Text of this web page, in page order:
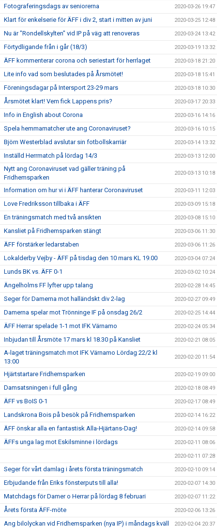
Fotograferingsdags av seniorerna 2020-03-26 19:47
Klart för enkelserie för ÄFF i div 2, start i mitten av juni 2020-03-25 12:48
Nu är "Rondellskylten" vid IP på väg att renoveras 2020-03-24 13:42
Förtydligande från i går (18/3) 2020-03-19 13:32
ÄFF kommenterar corona och seriestart för herrlaget 2020-03-18 21:20
Lite info vad som beslutades på Årsmötet! 2020-03-18 15:41
Föreningsdagar på Intersport 23-29 mars 2020-03-18 10:30
Årsmötet klart! Vem fick Lappens pris? 2020-03-17 20:33
Info in English about Corona 2020-03-16 14:16
Spela hemmamatcher ute ang Coronaviruset? 2020-03-16 10:15
Björn Westerblad avslutar sin fotbollskarriär 2020-03-14 13:32
Inställd Herrmatch på lördag 14/3 2020-03-13 12:00
Nytt ang Coronaviruset vad gäller träning på
Fridhemsparken
2020-03-13 10:18
Information om hur vi i ÄFF hanterar Coronaviruset 2020-03-11 12:03
Love Fredriksson tillbaka i ÄFF 2020-03-09 15:18
En träningsmatch med två ansikten 2020-03-08 15:10
Kansliet på Fridhemsparken stängt 2020-03-06 11:30
ÄFF förstärker ledarstaben 2020-03-06 11:26
Lokalderby Vejby - ÄFF på tisdag den 10 mars KL 19.00 2020-03-04 07:24
Lunds BK vs. ÄFF 0-1 2020-03-02 10:24
Ängelholms FF lyfter upp talang 2020-02-28 14:45
Seger för Damerna mot halländskt div 2-lag 2020-02-27 09:49
Damerna spelar mot Trönninge IF på onsdag 26/2 2020-02-25 14:44
ÄFF Herrar spelade 1-1 mot IFK Värnamo 2020-02-24 05:34
Inbjudan till Årsmöte 17 mars kl 18.30 på Kansliet 2020-02-21 08:05
A-laget träningsmatch mot IFK Värnamo Lördag 22/2 kl
13:00
2020-02-20 11:54
Hjärtstartare Fridhemsparken 2020-02-19 09:00
Damsatsningen i full gång 2020-02-18 08:49
ÄFF vs BoIS 0-1 2020-02-17 08:49
Landskrona Bois på besök på Fridhemsparken 2020-02-14 16:22
ÄFF önskar alla en fantastisk Alla-Hjärtans-Dag! 2020-02-14 09:58
ÄFFs unga lag mot Eskilsminne i lördags 2020-02-11 08:06
2020-02-11 07:28
Seger för vårt damlag i årets första träningsmatch 2020-02-10 09:14
Erbjudande från Eriks fönsterputs till alla! 2020-02-07 14:30
Matchdags för Damer o Herrar på lördag 8 februari 2020-02-07 11:22
Årets första ÄFF-möte 2020-02-06 13:26
Ang bilolyckan vid Fridhemsparken (nya IP) i måndags kväll 2020-02-04 20:37